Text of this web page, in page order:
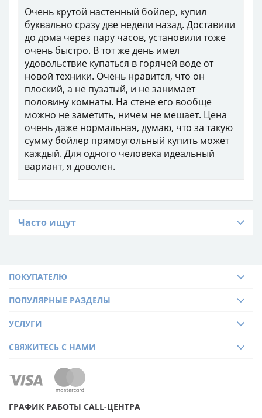
Очень крутой настенный бойлер, купил
буквально сразу две недели назад. Доставили
до дома через пару часов, установили тоже
очень быстро. В тот же день имел
удовольствие купаться в горячей воде от
новой техники. Очень нравится, что он
плоский, а не пузатый, и не занимает
половину комнаты. На стене его вообще
можно не заметить, ничем не мешает. Цена
очень даже нормальная, думаю, что за такую
сумму бойлер прямоугольный купить может
каждый. Для одного человека идеальный
вариант, я доволен.
Часто ищут
ПОКУПАТЕЛЮ
ПОПУЛЯРНЫЕ РАЗДЕЛЫ
УСЛУГИ
ГРАФИК РАБОТЫ CALL-ЦЕНТРА
СВЯЖИТЕСЬ С НАМИ